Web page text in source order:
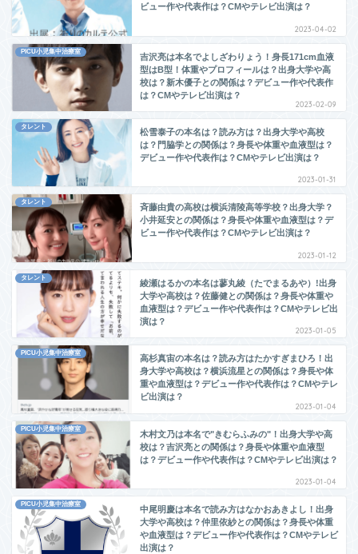
ビュー作や代表作は？CMやテレビ出演は？
2023-04-02
PICU小児集中治療室
吉沢亮は本名でよしざわりょう！身長171cm血液
型はB型！体重やプロフィールは？出身大学や高
校は？新木優子との関係は？デビュー作や代表作
は？CMやテレビ出演は？
2023-02-09
タレント
松雪泰子の本名は？読み方は？出身大学や高校
は？門脇学との関係は？身長や体重や血液型は？
デビュー作や代表作は？CMやテレビ出演は？
2023-01-31
タレント
斉藤由貴の高校は横浜清陵高等学校？出身大学？
小井延安との関係は？身長や体重や血液型は？デ
ビュー作や代表作は？CMやテレビ出演は？
2023-01-12
タレント
綾瀬はるかの本名は蓼丸綾（たでまるあや）!出身
大学や高校は？佐藤健との関係は？身長や体重や
血液型は？デビュー作や代表作は？CMやテレビ出
演は？
2023-01-05
PICU小児集中治療室
高杉真宙の本名は？読み方はたかすぎまひろ！出
身大学や高校は？横浜流星との関係は？身長や体
重や血液型は？デビュー作や代表作は？CMやテレ
ビ出演は？
2023-01-04
PICU小児集中治療室
木村文乃は本名で"きむらふみの"！出身大学や高
校は？吉沢亮との関係は？身長や体重や血液型
は？デビュー作や代表作は？CMやテレビ出演は？
2023-01-04
PICU小児集中治療室
中尾明慶は本名で読み方はなかおあきよし！出身
大学や高校は？仲里依紗との関係は？身長や体重
や血液型は？デビュー作や代表作は？CMやテレビ
出演は？